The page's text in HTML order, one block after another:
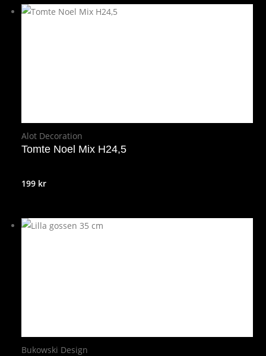
Alot Decoration
Tomte Noel Mix H24,5
199 kr
Bukowski Design